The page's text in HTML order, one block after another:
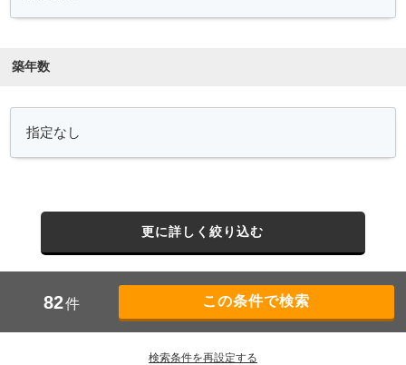
築年数
更に詳しく絞り込む
82件
検索条件を再設定する